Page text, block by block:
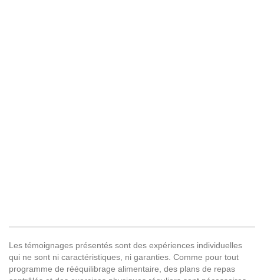
Les témoignages présentés sont des expériences individuelles
qui ne sont ni caractéristiques, ni garanties. Comme pour tout
programme de rééquilibrage alimentaire, des plans de repas